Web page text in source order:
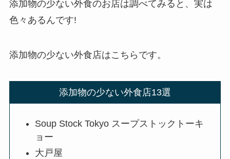
添加物の少ない外食のお店は調べてみると、実は
色々あるんです!
添加物の少ない外食店はこちらです。
添加物の少ない外食店13選
Soup Stock Tokyo スープストックトーキ
ョー
大戸屋